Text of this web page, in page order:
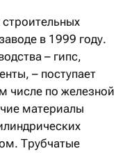
строительных
в 1999 году.
– гипс,
– поступает
числе по железной
материалы
Трубчатые